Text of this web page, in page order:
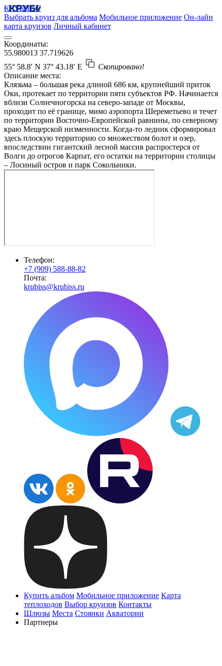
КРУБИСС
Выбрать круиз для альбома Мобильное приложение Он-лайн
карта круизов Личный кабинет
Координаты:
55.980013 37.719626
55° 58.8′ N 37° 43.18′ E
Скопировано!
Описание места:
Клязьма – большая река длиной 686 км, крупнейший приток
Оки, протекает по территории пяти субъектов РФ. Начинается
вблизи Солнечногорска на северо-западе от Москвы,
проходит по её границе, мимо аэропорта Шереметьево и течет
по территории Восточно-Европейской равнины, по северному
краю Мещерской низменности. Когда-то ледник сформировал
здесь плоскую территорию со множеством болот и озер,
впоследствии гигантский лесной массив распростерся от
Волги до отрогов Карпат, его остатки на территории столицы
– Лосиный остров и парк Сокольники.
Телефон:
+7 (909) 588-88-82
Почта:
krubiss@krubiss.ru
Купить альбом Мобильное приложение Карта
теплоходов Выбор круизов Контакты
Шлюзы Места Стоянки Акватории
Партнеры